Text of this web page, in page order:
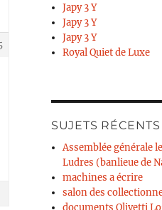
Japy 3 Y
Japy 3 Y
Japy 3 Y
Royal Quiet de Luxe
SUJETS RÉCENTS
Assemblée générale
Ludres (banlieue de
machines a écrire
salon des
documents Olivetti